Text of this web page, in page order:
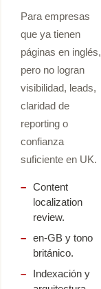
Para empresas
que ya tienen
páginas en inglés,
pero no logran
visibilidad, leads,
claridad de
reporting o
confianza
suficiente en UK.
Content
localization
review.
en-GB y tono
británico.
Indexación y